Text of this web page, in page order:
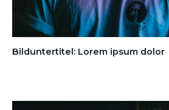
Bilduntertitel: Lorem ipsum dolor